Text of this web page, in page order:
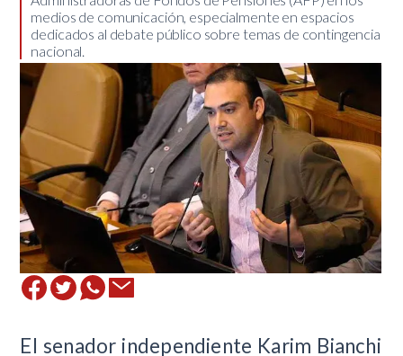
medios de comunicación, especialmente en espacios
dedicados al debate público sobre temas de contingencia
nacional.
El senador independiente Karim Bianchi